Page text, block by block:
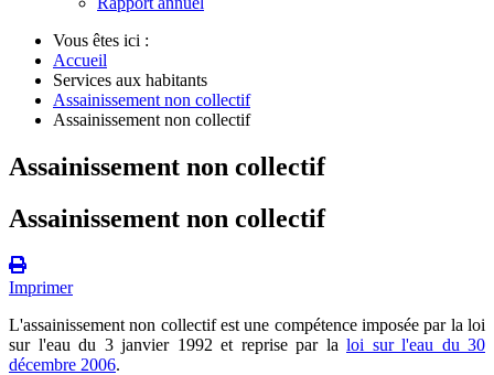
Vous êtes ici :
Accueil
Services aux habitants
Assainissement non collectif
Assainissement non collectif
Assainissement non collectif
Assainissement non collectif
Imprimer
L'assainissement non collectif est une compétence imposée par la loi
sur l'eau du 3 janvier 1992 et reprise par la loi sur l'eau du 30
décembre 2006.